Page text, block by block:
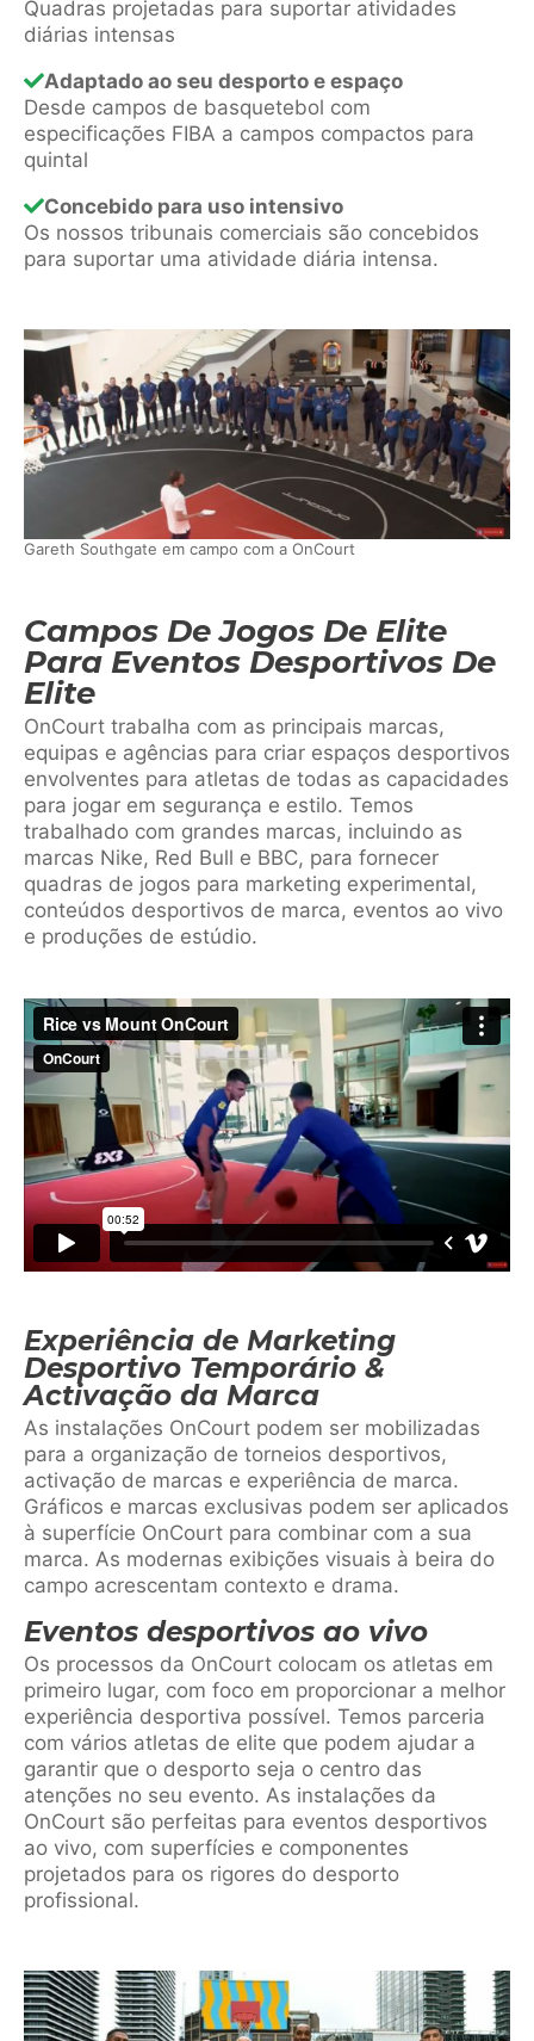
Quadras projetadas para suportar atividades
diárias intensas
Adaptado ao seu desporto e espaço
Desde campos de basquetebol com
especificações FIBA a campos compactos para
quintal
Concebido para uso intensivo
Os nossos tribunais comerciais são concebidos
para suportar uma atividade diária intensa.
Gareth Southgate em campo com a OnCourt
Campos De Jogos De Elite
Para Eventos Desportivos De
Elite
OnCourt trabalha com as principais marcas,
equipas e agências para criar espaços desportivos
envolventes para atletas de todas as capacidades
para jogar em segurança e estilo. Temos
trabalhado com grandes marcas, incluindo as
marcas Nike, Red Bull e BBC, para fornecer
quadras de jogos para marketing experimental,
conteúdos desportivos de marca, eventos ao vivo
e produções de estúdio.
Experiência de Marketing
Desportivo Temporário &
Activação da Marca
As instalações OnCourt podem ser mobilizadas
para a organização de torneios desportivos,
activação de marcas e experiência de marca.
Gráficos e marcas exclusivas podem ser aplicados
à superfície OnCourt para combinar com a sua
marca. As modernas exibições visuais à beira do
campo acrescentam contexto e drama.
Eventos desportivos ao vivo
Os processos da OnCourt colocam os atletas em
primeiro lugar, com foco em proporcionar a melhor
experiência desportiva possível. Temos parceria
com vários atletas de elite que podem ajudar a
garantir que o desporto seja o centro das
atenções no seu evento. As instalações da
OnCourt são perfeitas para eventos desportivos
ao vivo, com superfícies e componentes
projetados para os rigores do desporto
profissional.